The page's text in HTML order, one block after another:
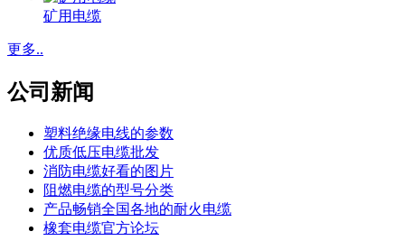
矿用电缆
更多..
公司新闻
塑料绝缘电线的参数
优质低压电缆批发
消防电缆好看的图片
阻燃电缆的型号分类
产品畅销全国各地的耐火电缆
橡套电缆官方论坛